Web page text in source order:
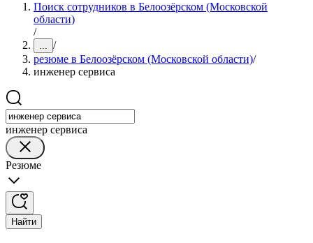
Поиск сотрудников в Белоозёрском (Московской
области)
/
... /
резюме в Белоозёрском (Московской области)/
инженер сервиса
инженер сервиса
Резюме
Найти